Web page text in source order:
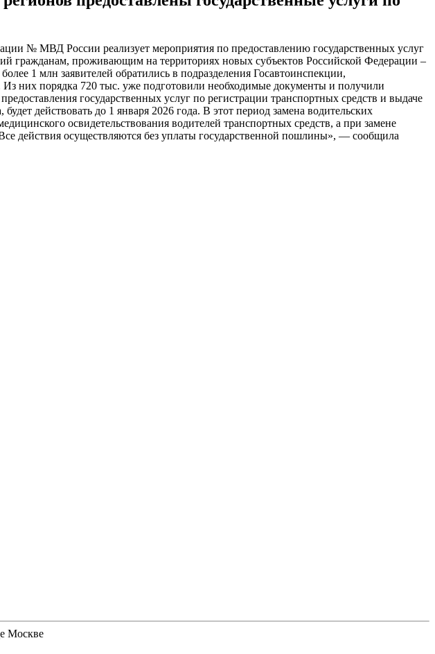
№ МВД России реализует мероприятия по предоставлению государственных услуг
гражданам, проживающим на территориях новых субъектов Российской Федерации –
1 млн заявителей обратились в подразделения Госавтоинспекции,
них порядка 720 тыс. уже подготовили необходимые документы и получили
государственных услуг по регистрации транспортных средств и выдаче
действовать до 1 января 2026 года. В этот период замена водительских
освидетельствования водителей транспортных средств, а при замене
действия осуществляются без уплаты государственной пошлины», — сообщила
Москве